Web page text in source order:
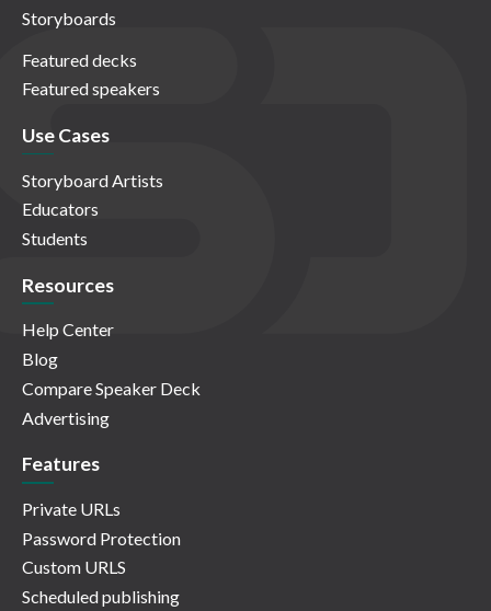
Storyboards
Featured decks
Featured speakers
Use Cases
Storyboard Artists
Educators
Students
Resources
Help Center
Blog
Compare Speaker Deck
Advertising
Features
Private URLs
Password Protection
Custom URLS
Scheduled publishing